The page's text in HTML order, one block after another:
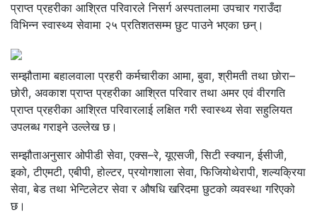
प्राप्त प्रहरीका आश्रित परिवारले निसर्ग अस्पतालमा उपचार गराउँदा
विभिन्न स्वास्थ्य सेवामा २५ प्रतिशतसम्म छुट पाउने भएका छन्।
सम्झौतामा बहालवाला प्रहरी कर्मचारीका आमा, बुवा, श्रीमती तथा छोरा–
छोरी, अवकाश प्राप्त प्रहरीका आश्रित परिवार तथा अमर एवं वीरगति
प्राप्त प्रहरीका आश्रित परिवारलाई लक्षित गरी स्वास्थ्य सेवा सहुलियत
उपलब्ध गराइने उल्लेख छ।
सम्झौताअनुसार ओपीडी सेवा, एक्स–रे, यूएसजी, सिटी स्क्यान, ईसीजी,
इको, टीएमटी, एबीपी, होल्टर, प्रयोगशाला सेवा, फिजियोथेरापी, शल्यक्रिया
सेवा, बेड तथा भेन्टिलेटर सेवा र औषधि खरिदमा छुटको व्यवस्था गरिएको
छ।